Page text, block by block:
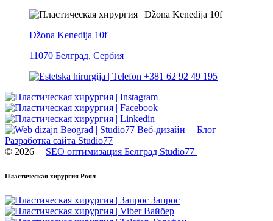
Džona Kenedija 10f
11070 Белград, Сербия
+381 62 92 49 195
Веб-дизайн | Блог |
Разработка сайта Studio77
© 2026 | SEO оптимизация Белград Studio77 |
Пластическая хирургия Роял
Запрос
Вайбер